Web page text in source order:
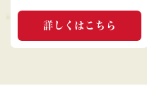
詳しくはこちら